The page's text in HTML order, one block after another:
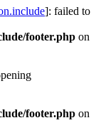
]: failed to
footer.php on
footer.php on